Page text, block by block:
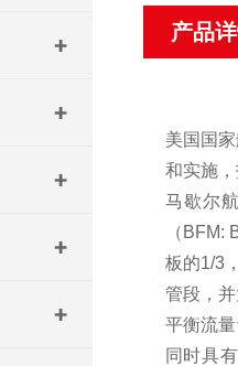
产品
美国国
和实施
马歇尔
（ BFM:
板的1/3
管段，
平衡流
同时具